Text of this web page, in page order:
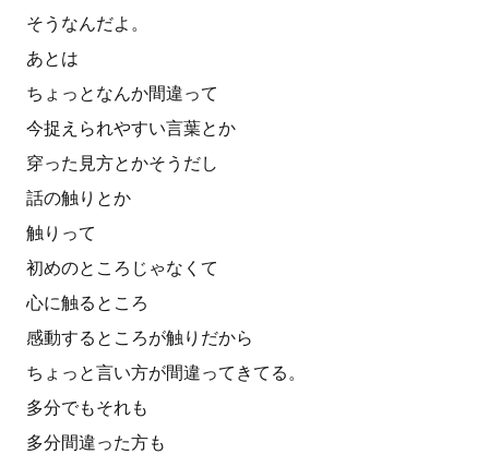
そうなんだよ。
あとは
ちょっとなんか間違って
今捉えられやすい言葉とか
穿った見方とかそうだし
話の触りとか
触りって
初めのところじゃなくて
心に触るところ
感動するところが触りだから
ちょっと言い方が間違ってきてる。
多分でもそれも
多分間違った方も